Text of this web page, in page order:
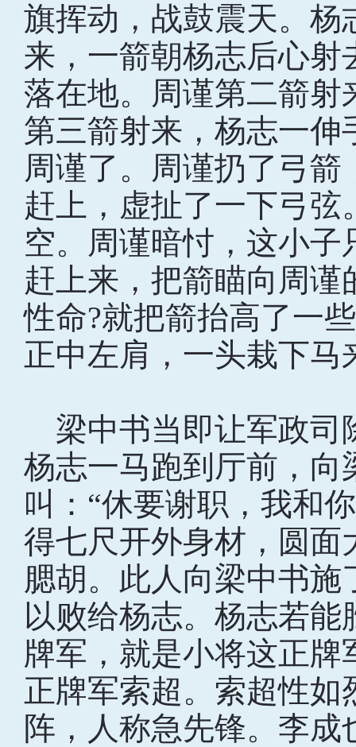
旗挥动，战鼓震天。杨
来，一箭朝杨志后心
落在地。周谨第二箭
第三箭射来，杨志一
周谨了。周谨扔了弓
赶上，虚扯了一下弓
空。周谨暗忖，这小
赶上来，把箭瞄向周
性命?就把箭抬高了一
正中左肩，一头栽下
梁中书当即让军政司
杨志一马跑到厅前，向
叫：“休要谢职，我和
得七尺开外身材，圆面
腮胡。此人向梁中书施
以败给杨志。杨志若
牌军，就是小将这正牌
正牌军索超。索超性
阵，人称急先锋。李